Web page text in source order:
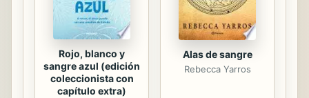
Rojo, blanco y
sangre azul (edición
coleccionista con
capítulo extra)
Alas de sangre
Rebecca Yarros